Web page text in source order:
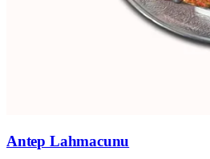
Antep Lahmacunu